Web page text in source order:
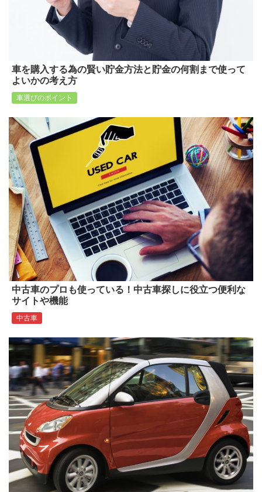
車を購入する為の賢い貯金方法と貯金の何割まで使って
よいかの考え方
車選びのポイント
中古車のプロも使っている！中古車探しに役立つ便利な
サイトや機能
中古車